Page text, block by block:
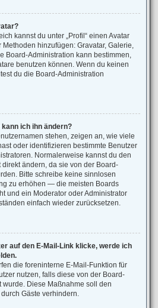
kannst du unter „Profil“ einen Avatar
hinzufügen: Gravatar, Galerie,
Board-Administration kann bestimmen,
benutzen können. Wenn du keinen
du die Board-Administration
ich ihn ändern?
stehen, zeigen an, wie viele
oder identifizieren bestimmte Benutzer
Normalerweise kannst du den
ändern, da sie von der Board-
Bitte schreibe keine sinnlosen
zu erhöhen — die meisten Boards
und ein Moderator oder Administrator
einfach wieder zurücksetzen.
auf den E-Mail-Link klicke, werde ich
die foreninterne E-Mail-Funktion für
nutzen, falls diese von der Board-
Diese Maßnahme soll den
Gäste verhindern.